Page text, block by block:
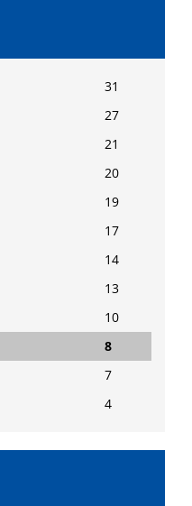
31
27
21
20
19
17
14
13
10
8
7
4